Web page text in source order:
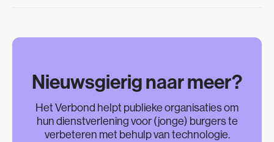
Nieuwsgierig naar meer?
Het Verbond helpt publieke organisaties om
hun dienstverlening voor (jonge) burgers te
verbeteren met behulp van technologie.